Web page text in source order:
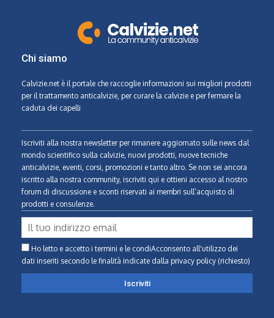
Chi siamo
Calvizie.net è il portale che raccoglie informazioni sui migliori prodotti
per il trattamento anticalvizie, per curare la calvizie e per fermare la
caduta dei capelli
Iscriviti alla nostra newsletter per rimanere aggiornato sulle news dal
mondo scientifico sulla calvizie, nuovi prodotti, nuove tecniche
anticalvizie, eventi, corsi, promozioni e tanto altro. Se non sei ancora
iscritto alla nostra community, iscriviti qui e ottieni accesso al nostro
forum di discussione e sconti riservati ai membri sull’acquisto di
prodotti e consulenze.
Ho letto e accetto i termini e le condiAcconsento all'utilizzo dei
dati inseriti secondo le finalità indicate dalla privacy policy (richiesto)